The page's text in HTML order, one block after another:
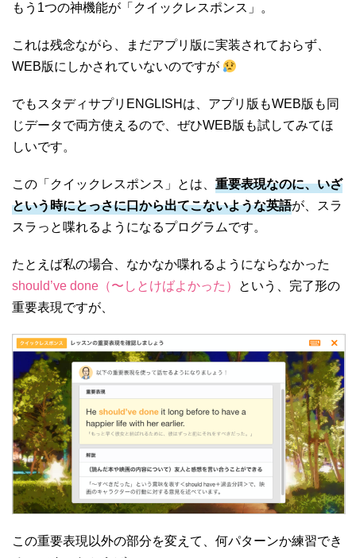
もう1つの神機能が「クイックレスポンス」。
これは残念ながら、まだアプリ版に実装されておらず、
WEB版にしかされていないのですが
でもスタディサプリENGLISHは、アプリ版もWEB版も同
じデータで両方使えるので、ぜひWEB版も試してみてほ
しいです。
この「クイックレスポンス」とは、 重要表現なのに、いざ
という時にとっさに口から出てこないような英語が、スラ
スラっと喋れるようになるプログラムです。
たとえば私の場合、なかなか喋れるようにならなかった
should’ve done（〜しとけばよかった）
という、完了形の
重要表現ですが、
この重要表現以外の部分を変えて、何パターンか練習でき